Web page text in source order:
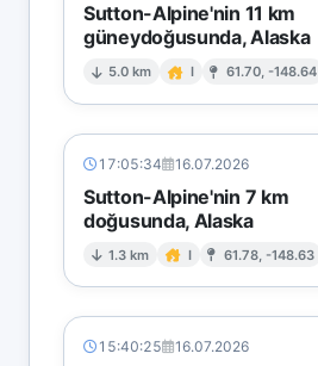
Sutton-Alpine'nin 11 km
güneydoğusunda, Alaska
5.0 km I 61.70, -148.64
17:05:34 16.07.2026
Sutton-Alpine'nin 7 km
doğusunda, Alaska
1.3 km I 61.78, -148.63
15:40:25 16.07.2026